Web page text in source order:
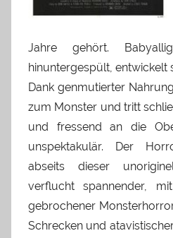
Jahre gehört.
hinuntergespült, entwickelt
Dank genmutierter
zum Monster und tritt
und fressend an die
unspektakulär. Der
abseits dieser
verflucht spannender,
gebrochener
Schrecken und